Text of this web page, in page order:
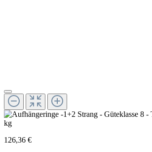
126,36 €